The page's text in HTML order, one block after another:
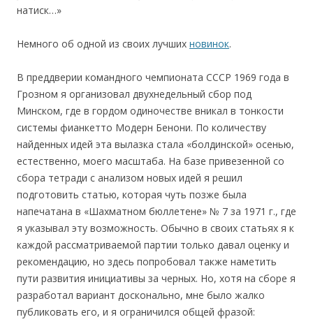
натиск…»
Немного об одной из своих лучших новинок.
В преддверии командного чемпионата СССР 1969 года в
Грозном я организовал двухнедельный сбор под
Минском, где в гордом одиночестве вникал в тонкости
системы фианкетто Модерн Бенони. По количеству
найденных идей эта вылазка стала «болдинской» осенью,
естественно, моего масштаба. На базе привезенной со
сбора тетради с анализом новых идей я решил
подготовить статью, которая чуть позже была
напечатана в «Шахматном бюллетене» № 7 за 1971 г., где
я указывал эту возможность. Обычно в своих статьях я к
каждой рассматриваемой партии только давал оценку и
рекомендацию, но здесь попробовал также наметить
пути развития инициативы за черных. Но, хотя на сборе я
разработал вариант досконально, мне было жалко
публиковать его, и я ограничился общей фразой: